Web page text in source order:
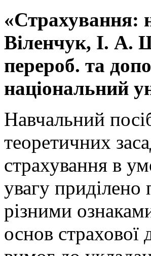
«Страхування:
Віленчук, І. А.
перероб. та
національний
Навчальний
теоретичних
страхування в
увагу приділено
різними
основ страхової